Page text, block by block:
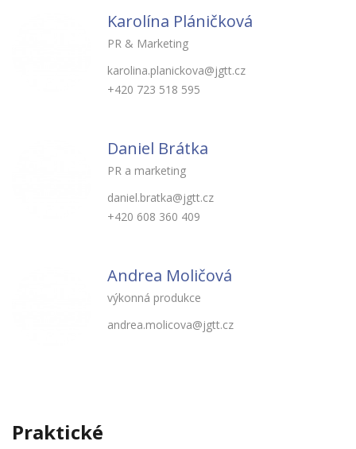
Karolína Pláničková
PR & Marketing
karolina.planickova@jgtt.cz
+420 723 518 595
Daniel Brátka
PR a marketing
daniel.bratka@jgtt.cz
+420 608 360 409
Andrea Moličová
výkonná produkce
andrea.molicova@jgtt.cz
Praktické